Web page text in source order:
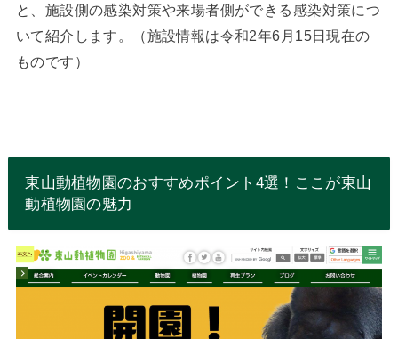
と、施設側の感染対策や来場者側ができる感染対策につ
いて紹介します。（施設情報は令和2年6月15日現在の
ものです）
東山動植物園のおすすめポイント4選！ここが東山
動植物園の魅力